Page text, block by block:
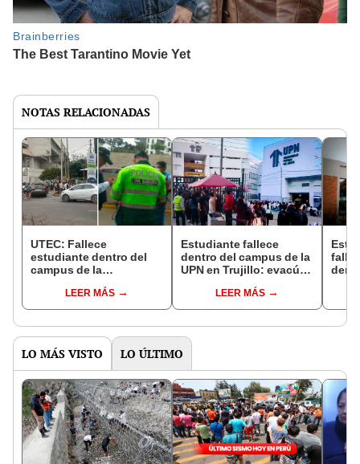
NOTAS RELACIONADAS
UTEC: Fallece
estudiante dentro del
campus de la
Ingeniería y Tecnología
de Barranco
LEER MÁS
Estudiante fallece
dentro del campus de la
UPN en Trujillo: evacúan
la sedeLEER MÁS
LO MÁS VISTO LO ÚLTIMO